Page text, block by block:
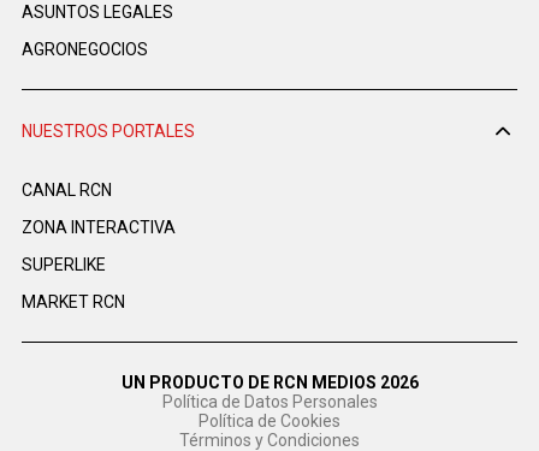
ASUNTOS LEGALES
AGRONEGOCIOS
NUESTROS PORTALES
CANAL RCN
ZONA INTERACTIVA
SUPERLIKE
MARKET RCN
UN PRODUCTO DE RCN MEDIOS 2026
Política de Datos Personales
Política de Cookies
Términos y Condiciones